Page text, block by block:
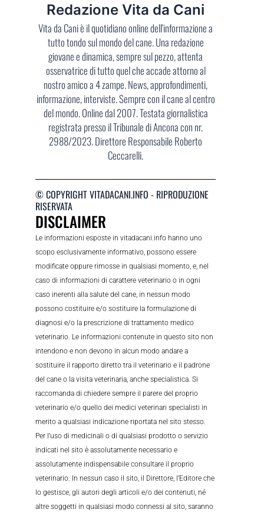
Redazione Vita da Cani
Vita da Cani è il quotidiano online dell'informazione a
tutto tondo sul mondo del cane. Una redazione
giovane e dinamica, sempre sul pezzo, attenta
osservatrice di tutto quel che accade attorno al
nostro amico a 4 zampe. News, approfondimenti,
informazione, interviste. Sempre con il cane al centro
del mondo. Online dal 2007. Testata giornalistica
registrata presso il Tribunale di Ancona con nr.
2988/2023. Direttore Responsabile Roberto
Ceccarelli.
© COPYRIGHT VITADACANI.INFO - RIPRODUZIONE
RISERVATA
DISCLAIMER
Le informazioni esposte in vitadacani.info hanno uno
scopo esclusivamente informativo, possono essere
modificate oppure rimosse in qualsiasi momento, e, nel
caso di informazioni di carattere veterinario o in ogni
caso inerenti alla salute del cane, in nessun modo
possono costituire e/o sostituire la formulazione di
diagnosi e/o la prescrizione di trattamento medico
veterinario. Le informazioni contenute in questo sito non
intendono e non devono in alcun modo andare a
sostituire il rapporto diretto tra il veterinario e il padrone
del cane o la visita veterinaria, anche specialistica. Si
raccomanda di chiedere sempre il parere del proprio
veterinario e/o quello dei medici veterinari specialisti in
merito a qualsiasi indicazione riportata nel sito stesso.
Per l’uso di medicinali o di qualsiasi prodotto o servizio
indicati nel sito è assolutamente necessario e
assolutamente indispensabile consultare il proprio
veterinario. In nessun caso il sito, il Direttore, l’Editore che
lo gestisce, gli autori degli articoli e/o dei contenuti, né
altre soggetti in qualsiasi modo connessi al sito, saranno